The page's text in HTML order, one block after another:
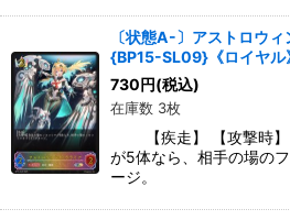
〔状態A-〕アストロウィ
{BP15-SL09}《ロイヤル
730円(税込)
在庫数 3枚
【疾走】 【攻撃時】
が5体なら、相手の場の
ージ。